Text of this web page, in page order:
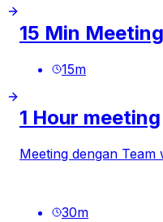
15 Min Meeting
15m
1 Hour meeting
Meeting dengan Team
30m